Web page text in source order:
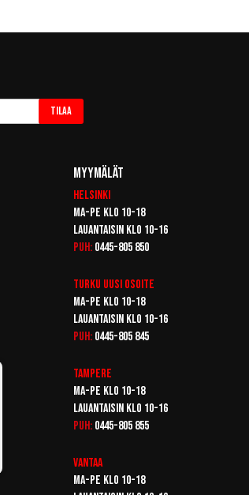
Tilaa
Myymälät
Helsinki
Ma-pe klo 10-18
Lauantaisin klo 10-16
Puh: 0445-805 850
Turku Uusi osoite
Ma-pe klo 10-18
Lauantaisin klo 10-16
Puh: 0445-805 845
Tampere
Ma-pe klo 10-18
Lauantaisin klo 10-16
Puh: 0445-805 855
Vantaa
Ma-pe klo 10-18